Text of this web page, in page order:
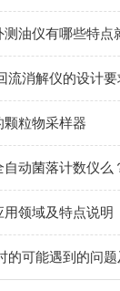
油仪有哪些特点
流消解仪的设计
粒物采样器
动菌落计数仪么
领域及特点说明
的可能遇到的问